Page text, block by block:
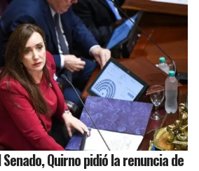
Quirno pidió la renuncia de